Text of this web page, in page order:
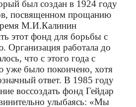
был создан в 1924 году
посвященном прощанию
М.И.Калинин
этот фонд для борьбы с
Организация работала до
что с этого года с
уже было покончено, хотя
ответ. В 1985 году
воссоздать фонд Гейдар
улыбаясь: «Мы